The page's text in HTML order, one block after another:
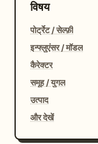
विषय
पोर्ट्रेट / सेल्फ़ी
इन्फ्लुएंसर / मॉडल
कैरेक्टर
समूह / युगल
उत्पाद
और देखें